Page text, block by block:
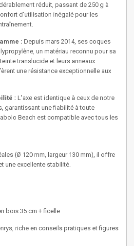
réduit, passant de 250 g à
d'utilisation inégalé pour les
: Depuis mars 2014, ses coques
un matériau reconnu pour sa
translucide et leurs anneaux
une résistance exceptionnelle aux
: L'axe est identique à ceux de notre
garantissant une fiabilité à toute
Beach est compatible avec tous les
(Ø 120 mm, largeur 130 mm), il offre
une excellente stabilité.
bois 35 cm + ficelle
riche en conseils pratiques et figures